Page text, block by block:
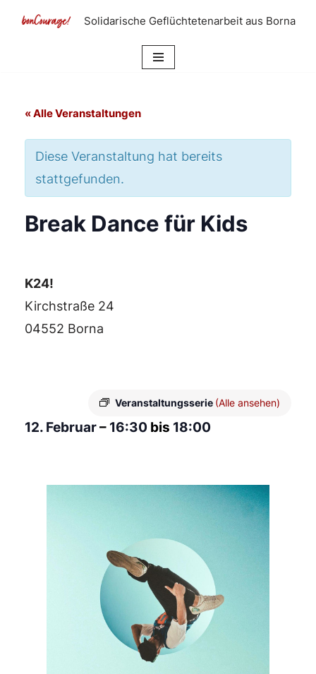
Solidarische Geflüchtetenarbeit aus Borna
« Alle Veranstaltungen
Diese Veranstaltung hat bereits
stattgefunden.
Break Dance für Kids
K24!
Kirchstraße 24
04552 Borna
Veranstaltungsserie (Alle ansehen)
12. Februar– 16:30 bis 18:00